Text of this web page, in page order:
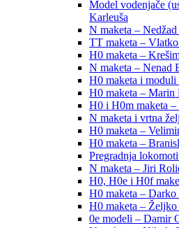
Model vodenjače
Karleuša
N maketa –
TT maketa –
H0 maketa –
N maketa – Nenad
H0 maketa i moduli
H0 maketa – Marin
H0 i H0m maketa
N maketa i vrtna
H0 maketa –
H0 maketa –
Pregradnja
N maketa – Jiri
H0, H0e i H0f
H0 maketa – Darko
H0 maketa –
0e modeli – Damir